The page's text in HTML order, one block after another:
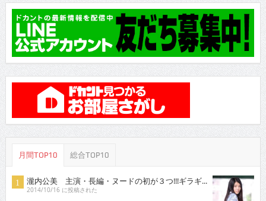
月間TOP10 総合TOP10
瀧内公美 主演・長編・ヌードの初が３つ!!!ギラギ...
2014/10/16 に投稿された